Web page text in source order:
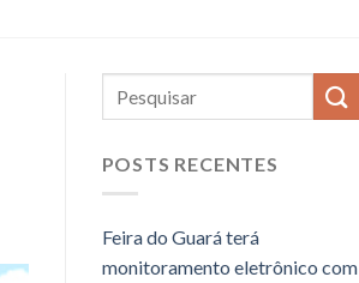
POSTS RECENTES
Feira do Guará terá
monitoramento eletrônico com